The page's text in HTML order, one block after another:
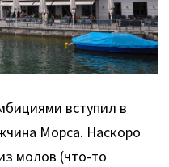
вступил в
Морса. Наскоро
молов (что-то